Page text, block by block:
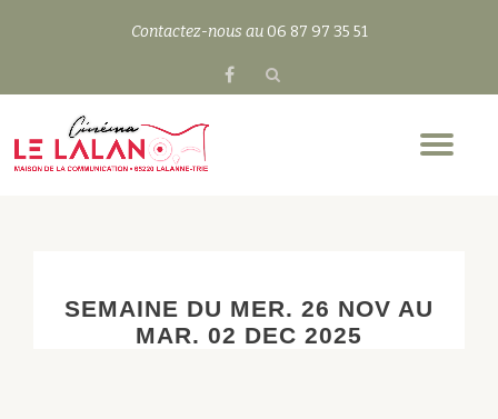
Contactez-nous au 06 87 97 35 51
SEMAINE DU MER. 26 NOV AU
MAR. 02 DEC 2025